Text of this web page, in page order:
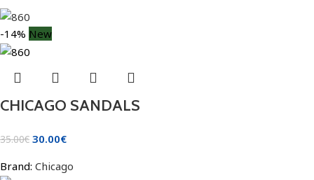
-14% New
CHICAGO SANDALS
35.00€ 30.00€
Brand: Chicago